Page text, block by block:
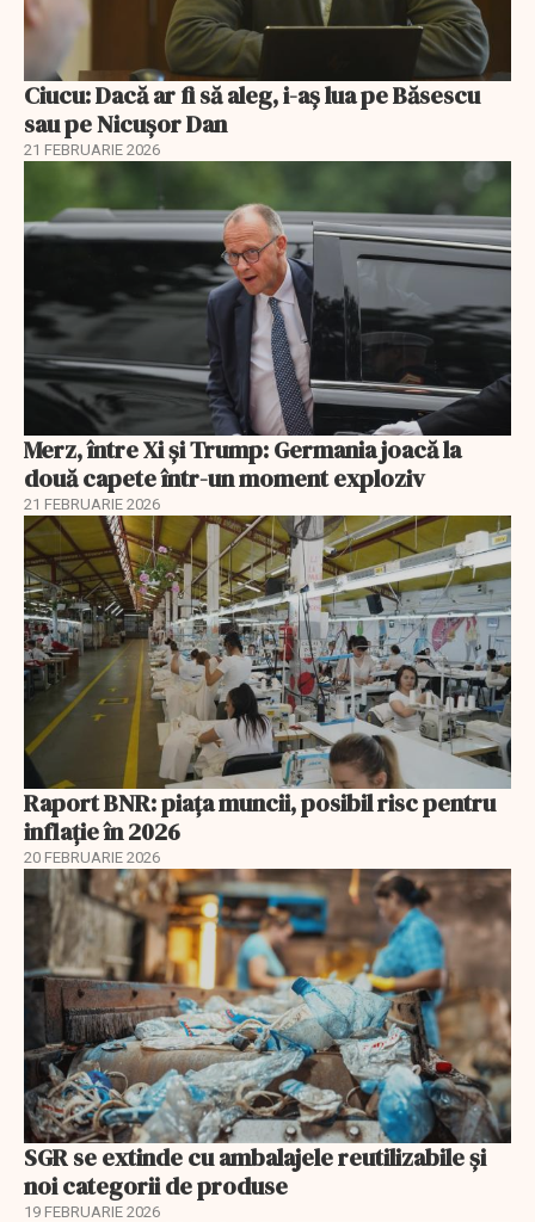
Ciucu: Dacă ar fi să aleg, i-aș lua pe Băsescu
sau pe Nicușor Dan
21 FEBRUARIE 2026
Merz, între Xi și Trump: Germania joacă la
două capete într-un moment exploziv
21 FEBRUARIE 2026
Raport BNR: piața muncii, posibil risc pentru
inflație în 2026
20 FEBRUARIE 2026
SGR se extinde cu ambalajele reutilizabile și
noi categorii de produse
19 FEBRUARIE 2026